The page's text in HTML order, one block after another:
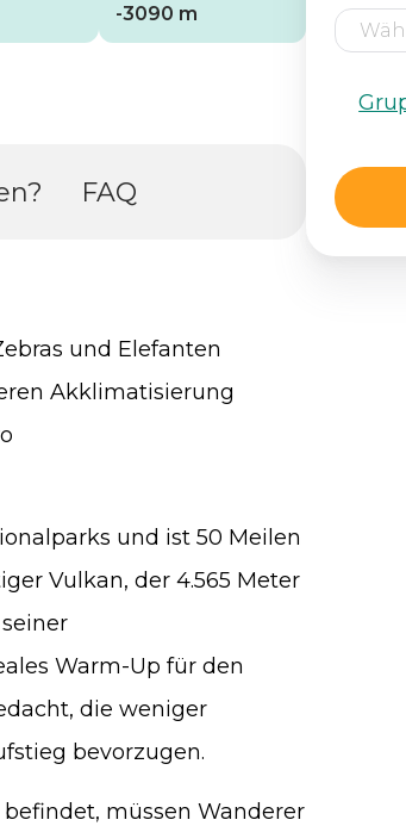
-3090 m
FAQ
und Elefanten
Akklimatisierung
und ist 50 Meilen
Vulkan, der 4.565 Meter
Warm-Up für den
die weniger
bevorzugen.
müssen Wanderer